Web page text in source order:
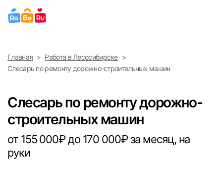
Найти работу Найти сотрудника
Выберите город
Санкт-Петербург
Екатеринбург
Главная
Работа в Лесосибирске
Слесарь по ремонту дорожно-строительных машин
Слесарь по ремонту дорожно-
строительных машин
от 155 000₽ до 170 000₽ за месяц, на
руки